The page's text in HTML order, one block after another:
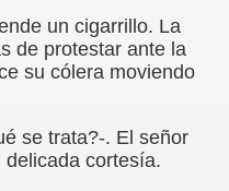
un cigarrillo. La
de protestar ante la
su cólera moviendo
se trata?-. El señor
cortesía.
y Carmen Roig)